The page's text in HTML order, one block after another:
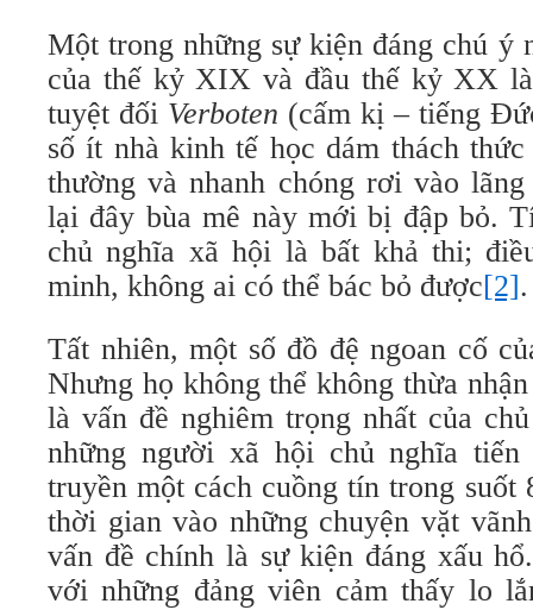
Một trong những sự kiện đáng chú ý
của thế kỷ XIX và đầu thế kỷ XX
tuyệt đối Verboten (cấm kị – tiếng
số ít nhà kinh tế học dám thách
thường và nhanh chóng rơi vào
lại đây bùa mê này mới bị đập bỏ.
chủ nghĩa xã hội là bất khả thi;
minh, không ai có thể bác bỏ được[2].
Tất nhiên, một số đồ đệ ngoan cố
Nhưng họ không thể không thừa
là vấn đề nghiêm trọng nhất của
những người xã hội chủ nghĩa tiến
truyền một cách cuồng tín trong suốt
thời gian vào những chuyện vặt
vấn đề chính là sự kiện đáng xấu
với những đảng viên cảm thấy lo